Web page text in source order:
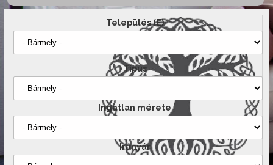
Település (E)
Típus
Ingatlan mérete
Irányár